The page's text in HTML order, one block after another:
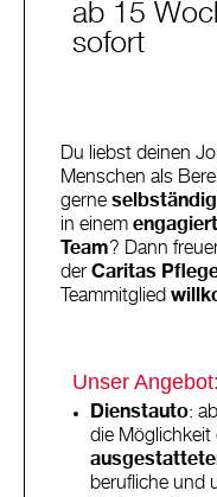
ab 15
sofort
Du liebst deinen
Menschen als
gerne selbständig
in einem
Team ? Dann
der Caritas
Teammitglied
Unser Angebot:
Dienstauto:
die Möglichkeit
berufliche und